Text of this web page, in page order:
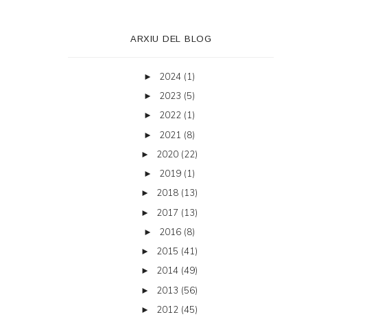
ARXIU DEL BLOG
► 2024 (1)
► 2023 (5)
► 2022 (1)
► 2021 (8)
► 2020 (22)
► 2019 (1)
► 2018 (13)
► 2017 (13)
► 2016 (8)
► 2015 (41)
► 2014 (49)
► 2013 (56)
► 2012 (45)